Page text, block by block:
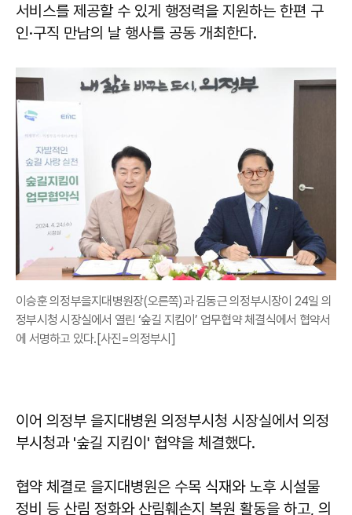
서비스를 제공할 수 있게 행정력을 지원하는 한편 구
인·구직 만남의 날 행사를 공동 개최한다.
이승훈 의정부을지대병원장(오른쪽)과 김동근 의정부시장이 24일 의
정부시청 시장실에서 열린 ‘숲길 지킴이’ 업무협약 체결식에서 협약서
에 서명하고 있다.[사진=의정부시]
이어 의정부 을지대병원 의정부시청 시장실에서 의정
부시청과 '숲길 지킴이' 협약을 체결했다.
협약 체결로 을지대병원은 수목 식재와 노후 시설물
정비 등 산림 정화와 산림훼손지 복원 활동을 하고, 의